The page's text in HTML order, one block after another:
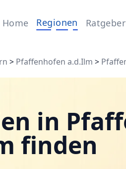
Home Regionen Ratgeber
> Pfaffenhofen a.d.Ilm >
in
finden